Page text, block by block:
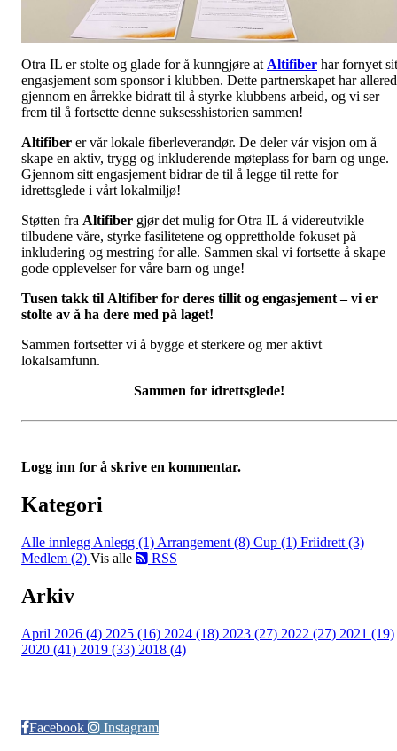
Otra IL er stolte og glade for å kunngjøre atAltifiber har fornyet
engasjement som sponsor i klubben. Dette partnerskapet har
gjennom en årrekke bidratt til å styrke klubbens arbeid, og vi ser
frem til å fortsette denne suksesshistorien sammen!
Altifiber er vår lokale fiberleverandør. De deler vår visjon om å
skape en aktiv, trygg og inkluderende møteplass for barn og unge.
Gjennom sitt engasjement bidrar de til å legge til rette for
idrettsglede i vårt lokalmiljø!
Støtten fra Altifiber gjør det mulig for Otra IL å videreutvikle
tilbudene våre, styrke fasilitetene og opprettholde fokuset på
inkludering og mestring for alle. Sammen skal vi fortsette å skape
gode opplevelser for våre barn og unge!
Tusen takk til Altifiber for deres tillit og engasjement – vi er
stolte av å ha dere med på laget!
Sammen fortsetter vi å bygge et sterkere og mer aktivt
lokalsamfunn.
Sammen for idrettsglede!
Logg inn for å skrive en kommentar.
Kategori
Alle innlegg Anlegg (1) Arrangement (8) Cup (1) Friidrett (3)
Medlem (2) Vis alle RSS
Arkiv
April 2026 (4) 2025 (16) 2024 (18) 2023 (27) 2022 (27) 2021 (19)
2020 (41) 2019 (33) 2018 (4)
Facebook
Instagram